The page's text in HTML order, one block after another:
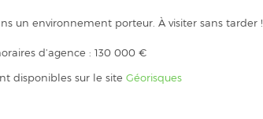
un environnement porteur. À visiter sans tarder !
d’agence : 130 000 €
disponibles sur le site Géorisques